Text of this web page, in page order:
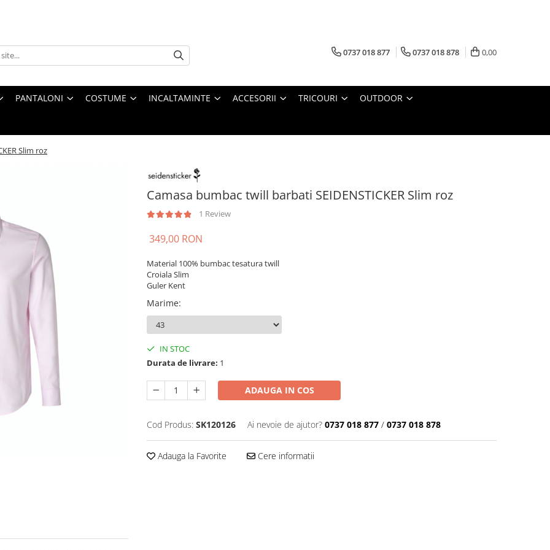
0737 018 877 0737 018 878 0,00
PANTALONI COSTUME INCALTAMINTE ACCESORII TRICOURI OUTDOOR
Slim roz
Camasa bumbac twill barbati SEIDENSTICKER Slim roz
1 Review
349,00 RON
Material 100% bumbac tesatura twill
Croiala Slim
Guler Kent
Marime:
IN STOC
Durata de livrare: 1
ADAUGA IN COS
Cod Produs: SK120126 Ai nevoie de ajutor? 0737 018 877 / 0737 018 878
Adauga la Favorite Cere informatii